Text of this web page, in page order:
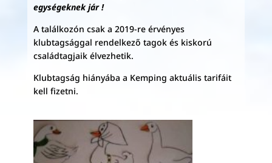
egységeknek jár !
A találkozón csak a 2019-re érvényes
klubtagsággal rendelkező tagok és kiskorú
családtagjaik élvezhetik.
Klubtagság hiányába a Kemping aktuális tarifáit
kell fizetni.